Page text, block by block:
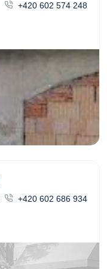
+420 602 574 248
+420 602 686 934